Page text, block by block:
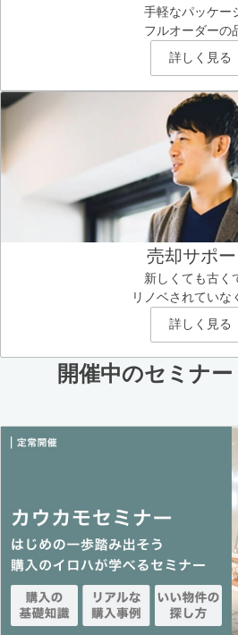
手軽なパッケー
フルオーダーの
詳しく見る
売却サポー
新しくても古く
リノベされていな
詳しく見る
開催中のセミナ